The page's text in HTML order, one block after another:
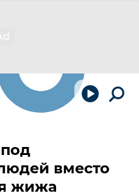
вместо
жижа